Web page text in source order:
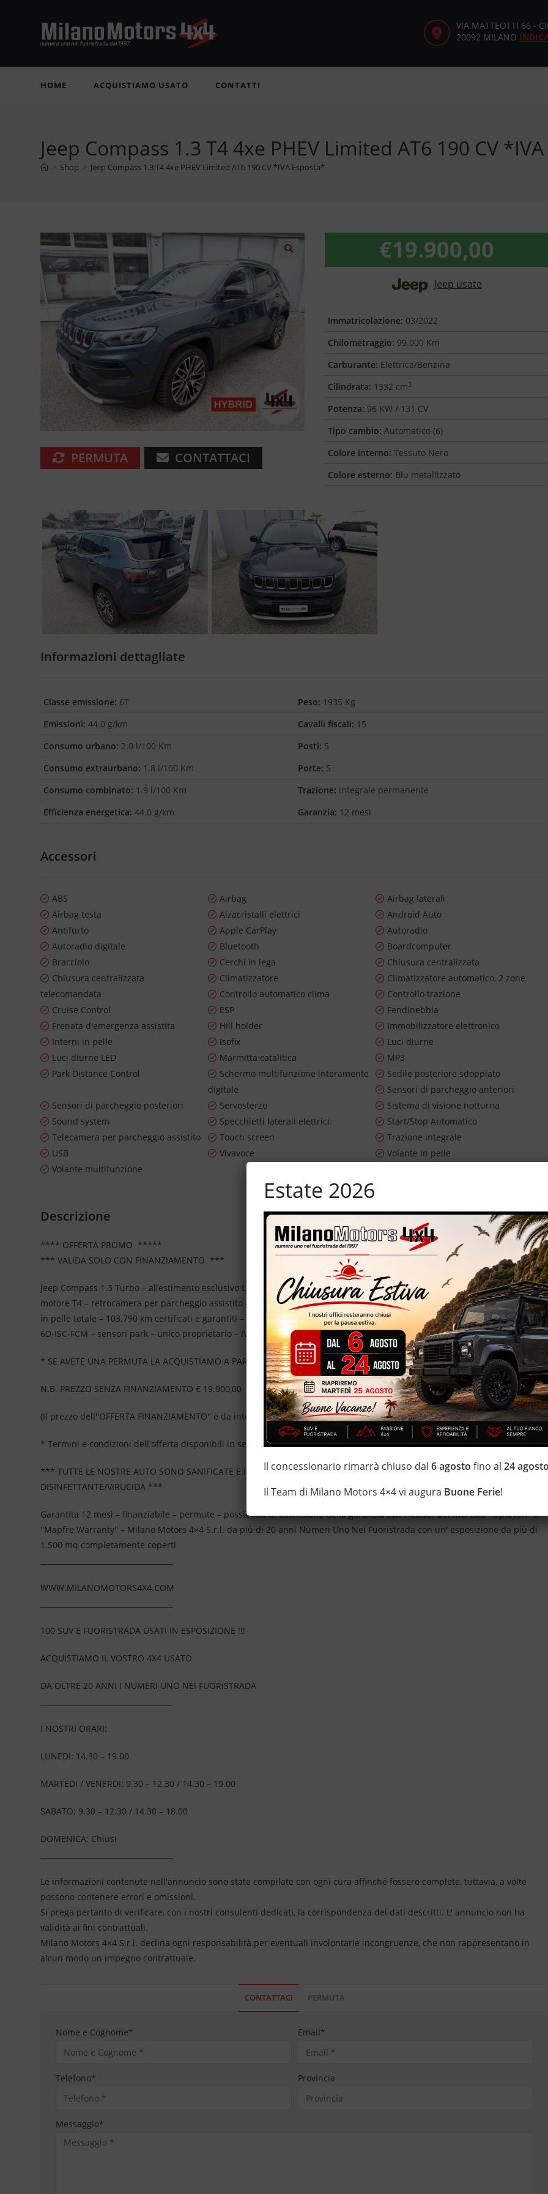
VIA MATTEOTTI 66 -
20092 MILANO
HOME ACQUISTIAMO USATO CONTATTI
Jeep Compass 1.3 T4 4xe PHEV Limited AT6 190 CV
> Shop > Jeep Compass 1.3 T4 4xe PHEV Limited AT6 190 CV *IVA Esposta*
PERMUTA CONTATTACI
€19.900,00
Jeep usate
Immatricolazione: 03/2022
Chilometraggio: 99.000 Km
Carburante: Elettrica/Benzina
Cilindrata: 1332 cm3
Potenza: 96 KW / 131 CV
Tipo cambio: Automatico (6)
Colore interno: Tessuto Nero
Colore esterno: Blu metallizzato
Informazioni dettagliate
Classe emissione: 6T
Emissioni: 44.0 g/km
Consumo urbano: 2.0 l/100 Km
Consumo extraurbano: 1.8 l/100 Km
Consumo combinato: 1.9 l/100 Km
Efficienza energetica: 44.0 g/km
Peso: 1935 Kg
Cavalli fiscali: 15
Posti: 5
Porte: 5
Trazione: integrale permanente
Garanzia: 12 mesi
Accessori
ABS Airbag
Airbag laterali
Airbag testa
Alzacristalli elettrici
Android Auto
Antifurto
Apple CarPlay
Autoradio
Autoradio digitale
Bluetooth
Boardcomputer
Bracciolo
Cerchi in lega
Chiusura centralizzata
Chiusura centralizzata
telecomandata
Climatizzatore
Climatizzatore automatico, 2 zone
Controllo automatico clima
Controllo trazione
Cruise Control
ESP
Fendinebbia
Frenata d'emergenza assistita
Hill holder
Immobilizzatore elettronico
Interni in pelle
Isofix
Luci diurne
Luci diurne LED
Marmitta catalitica
MP3
Park Distance Control
Schermo multifunzione interamente
digitale
Sedile posteriore sdoppiato
Sensori di parcheggio anteriori
Sensori di parcheggio posteriori
Servosterzo
Sistema di visione notturna
Sound system
Specchietti laterali elettrici
Start/Stop Automatico
Telecamera per parcheggio assistito
Touch screen
Trazione integrale
USB
Vivavoce
Volante in pelle
Volante multifunzione
Descrizione
**** OFFERTA PROMO *****
*** VALIDA SOLO CON FINANZIAMENTO ***
Jeep Compass 1.3 Turbo – allestimento esclusivo Limited – PHEV – Hybrid plug-in – 190 CV – cambio automatico AT6 – 4xe –
motore T4 – retrocamera per parcheggio assistito – CarPlay – 130 CV termici + 60 CV motore elettrico – eleganti interni
in pelle totale – 103.790 km certificati e garantiti – volante multifunzione – cerchi in lega da 19'' – specchietti elettrici – euro
6D-ISC-FCM – sensori park – unico proprietario – IVA esposta
* SE AVETE UNA PERMUTA LA ACQUISTIAMO A PARTE OLTRE AL FINANZIAMENTO *
N.B. PREZZO SENZA FINANZIAMENTO € 19.900,00
(Il prezzo dell''OFFERTA FINANZIAMENTO'' è da intendersi passaggio di proprietà e oneri di finanziamento esclusi)
* Termini e condizioni dell'offerta disponibili in sede, non esistate a contattarci *
*** TUTTE LE NOSTRE AUTO SONO SANIFICATE E IGIENIZZATE CON TRATTAMENTI DI VAPORE, OZONO E
DISINFETTANTE/VIRUCIDA ***
Garantita 12 mesi – finanziabile – permute – possibilità di estensione della garanzia con i leader del mercato ''Opteven'' e
''Mapfre Warranty'' – Milano Motors 4×4 S.r.l. da più di 20 anni Numeri Uno Nei Fuoristrada con un' esposizione da più di
1.500 mq completamente coperti
WWW.MILANOMOTORS4X4.COM
100 SUV E FUORISTRADA USATI IN ESPOSIZIONE !!!
ACQUISTIAMO IL VOSTRO 4X4 USATO
DA OLTRE 20 ANNI I NUMERI UNO NEI FUORISTRADA
I NOSTRI ORARI:
LUNEDI: 14.30 – 19.00
MARTEDI / VENERDI: 9.30 – 12.30 / 14.30 – 19.00
SABATO: 9.30 – 12.30 / 14.30 – 18.00
DOMENICA: Chiusi
Le informazioni contenute nell'annuncio sono state compilate con ogni cura affinché fossero complete, tuttavia, a volte
possono contenere errori e omissioni.
Si prega pertanto di verificare, con i nostri consulenti dedicati, la corrispondenza dei dati descritti. L' annuncio non ha
validità ai fini contrattuali.
Milano Motors 4×4 S.r.l. declina ogni responsabilità per eventuali involontarie incongruenze, che non rappresentano in
alcun modo un impegno contrattuale.
CONTATTACI PERMUTA
Nome e Cognome* Email*
Telefono* Provincia
Messaggio*
Estate 2026
Il concessionario rimarrà chiuso dal6 agosto fino al24
Il Team di Milano Motors 4×4 vi augura Buone Ferie!